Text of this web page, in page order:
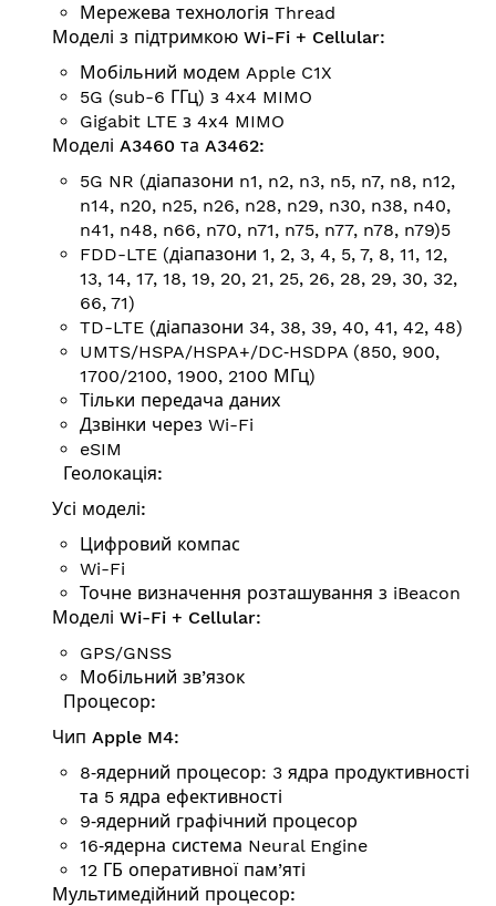
Мережева технологія Thread
Моделі з підтримкою Wi-Fi + Cellular:
Мобільний модем Apple C1X
5G (sub-6 ГГц) з 4x4 MIMO
Gigabit LTE з 4x4 MIMO
Моделі A3460 та A3462:
5G NR (діапазони n1, n2, n3, n5, n7, n8, n12,
n14, n20, n25, n26, n28, n29, n30, n38, n40,
n41, n48, n66, n70, n71, n75, n77, n78, n79)5
FDD-LTE (діапазони 1, 2, 3, 4, 5, 7, 8, 11, 12,
13, 14, 17, 18, 19, 20, 21, 25, 26, 28, 29, 30, 32,
66, 71)
TD-LTE (діапазони 34, 38, 39, 40, 41, 42, 48)
UMTS/HSPA/HSPA+/DC‑HSDPA (850, 900,
1700/2100, 1900, 2100 МГц)
Тільки передача даних
Дзвінки через Wi-Fi
eSIM
Геолокація:
Усі моделі:
Цифровий компас
Wi-Fi
Точне визначення розта­шу­вання з iBeacon
Моделі Wi-Fi + Cellular:
GPS/GNSS
Мобільний зв’язок
Процесор:
Чип Apple M4:
8‑ядерний процесор: 3 ядра продуктивності
та 5 ядра ефективності
9‑ядерний графічний процесор
16‑ядерна система Neural Engine
12 ГБ оперативної пам’яті
Мульти­медій­ний процесор: